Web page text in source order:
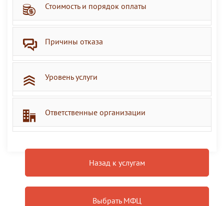
Стоимость и порядок оплаты
Причины отказа
Уровень услуги
Ответственные организации
Назад к услугам
Выбрать МФЦ